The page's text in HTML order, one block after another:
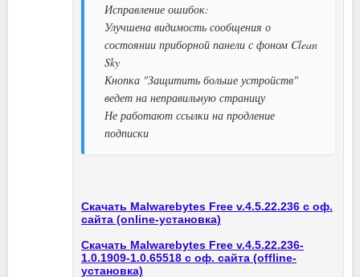
Исправление ошибок:
Улучшена видимость сообщения о
состоянии приборной панели с фоном Clean
Sky
Кнопка "Защитить больше устройств"
ведет на неправильную страницу
Не работают ссылки на продление
подписки
Скачать Malwarebytes Free v.4.5.22.236 с оф.
сайта (online-установка)
Скачать Malwarebytes Free v.4.5.22.236-
1.0.1909-1.0.65518 с оф. сайта (offline-
установка)